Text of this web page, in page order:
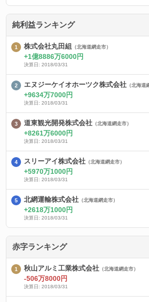
純利益ランキング
株式会社丸田組 （北海道網走市）
1億8886万6000円
決算日: 2018/03/31
エヌジーケイオホーツク株式会社 （北海道
9634万7000円
決算日: 2018/03/31
道東観光開発株式会社 （北海道網走市）
8261万6000円
決算日: 2018/03/31
スリーアイ株式会社 （北海道網走市）
5970万1000円
決算日: 2018/03/31
北網運輸株式会社 （北海道網走市）
2618万1000円
決算日: 2018/03/31
赤字ランキング
秋山アルミ工業株式会社 （北海道網走市）
-506万8000円
決算日: 2018/03/31